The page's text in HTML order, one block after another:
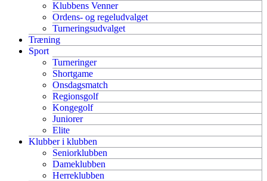
Klubbens Venner
Ordens- og regeludvalget
Turneringsudvalget
Træning
Sport
Turneringer
Shortgame
Onsdagsmatch
Regionsgolf
Kongegolf
Juniorer
Elite
Klubber i klubben
Seniorklubben
Dameklubben
Herreklubben